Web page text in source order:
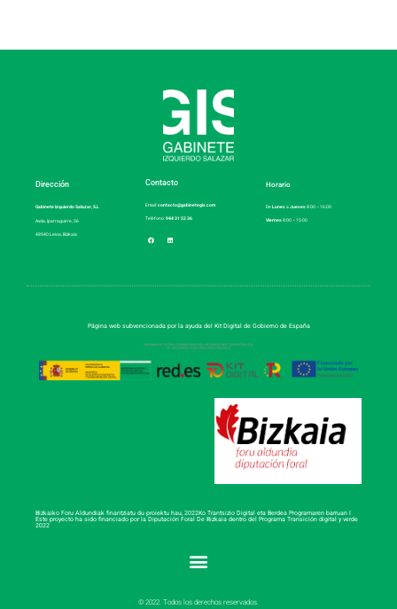
Dirección
Gabinete Izquierdo Salazar, S.L
Avda. Iparraguirre, 56
48940 Leioa, Bizkaia
Contacto
Email:contacto@gabinetegis.com
Teléfono:944 31 52 36
Horario
DeLunesa Jueves8:00 – 16:00
Viernes8:00 – 15:00
Página web subvencionada por la ayuda del Kit Digital de Gobierno de España
Bizkaiko Foru Aldundiak finantziatu du proiektu hau, 2022Ko Trantsizio Digital eta Berdea Programaren barruan I
Este proyecto ha sido financiado por la Diputación Foral De Bizkaia dentro del Programa Transición digital y verde
2022
© 2022. Todos los derechos reservados.